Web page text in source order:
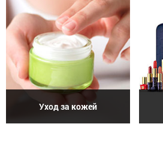
Уход за кожей